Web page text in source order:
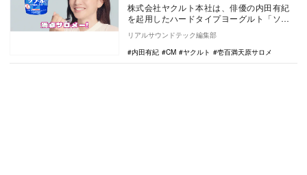
株式会社ヤクルト本社は、俳優の内田有紀
を起用したハードタイプヨーグルト「ソフ
ール」シリーズの新CM「おヨーグルト篇」
を、1月23…
リアルサウンドテック編集部
内田有紀
CM ヤクルト 壱百満天原サロメ